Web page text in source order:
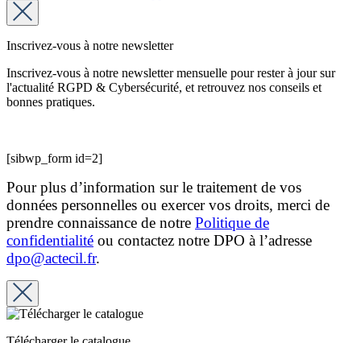
Inscrivez-vous à notre newsletter
Inscrivez-vous à notre newsletter mensuelle pour rester à jour sur
l'actualité RGPD & Cybersécurité, et retrouvez nos conseils et
bonnes pratiques.
[sibwp_form id=2]
Pour plus d’information sur le traitement de vos
données personnelles ou exercer vos droits, merci de
prendre connaissance de notre Politique de
confidentialité ou contactez notre DPO à l’adresse
dpo@actecil.fr.